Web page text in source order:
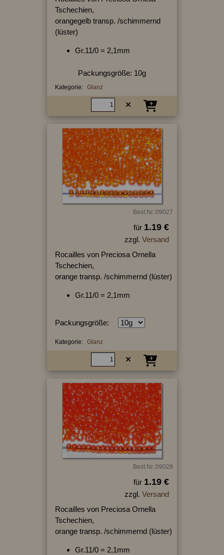
Tschechien,
orangegelb transp. /schimmernd
(lüster)
Gr.11/0 = 2,1mm
Packungsgröße: 10g
Kategorie: Glanz
Best.Nr.:09027
für 1.19 €
zzgl. Versand
Rocailles von Preciosa Ornella
Tschechien,
orange transp. /schimmernd (lüster)
Gr.11/0 = 2,1mm
Packungsgröße:
Kategorie: Glanz
Best.Nr.:09028
für 1.19 €
zzgl. Versand
Rocailles von Preciosa Ornella
Tschechien,
orange transp. /schimmernd (lüster)
Gr.11/0 = 2,1mm